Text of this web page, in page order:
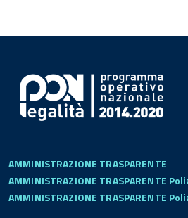
AMMINISTRAZIONE TRASPARENTE
AMMINISTRAZIONE TRASPARENTE
AMMINISTRAZIONE TRASPARENTE